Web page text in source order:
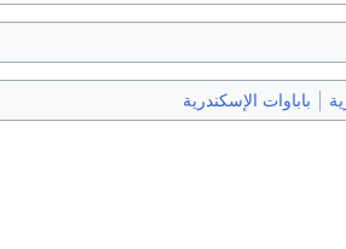
باباوات الإسكندرية